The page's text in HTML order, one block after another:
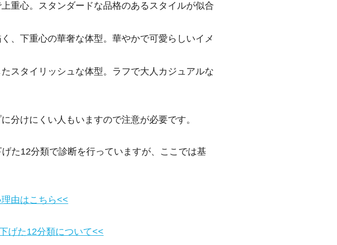
重心。スタンダードな品格のあるスタイルが似合
、下重心の華奢な体型。華やかで可愛らしいイメ
スタイリッシュな体型。ラフで大人カジュアルな
分けにくい人もいますので注意が必要です。
た12分類で診断を行っていますが、ここでは基
由はこちら<<
げた12分類について<<